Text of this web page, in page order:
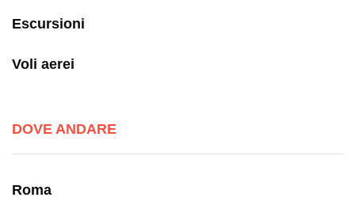
Escursioni
Voli aerei
DOVE ANDARE
Roma